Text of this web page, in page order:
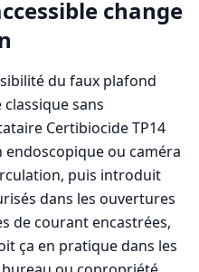
change
du faux plafond
sans
Certibiocide TP14
ou caméra
puis introduit
dans les ouvertures
de courant encastrées,
ça en pratique dans les